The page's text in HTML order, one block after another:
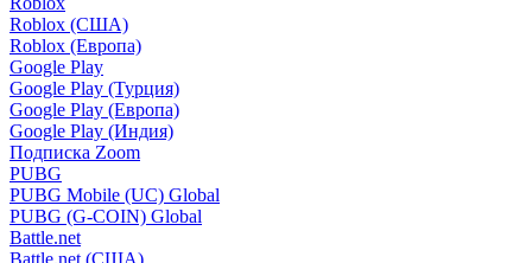
Roblox (США)
Roblox (Европа)
Google Play
Google Play (Турция)
Google Play (Европа)
Google Play (Индия)
Подписка Zoom
PUBG
PUBG Mobile (UC) Global
PUBG (G-COIN) Global
Battle.net
Battle.net (США)